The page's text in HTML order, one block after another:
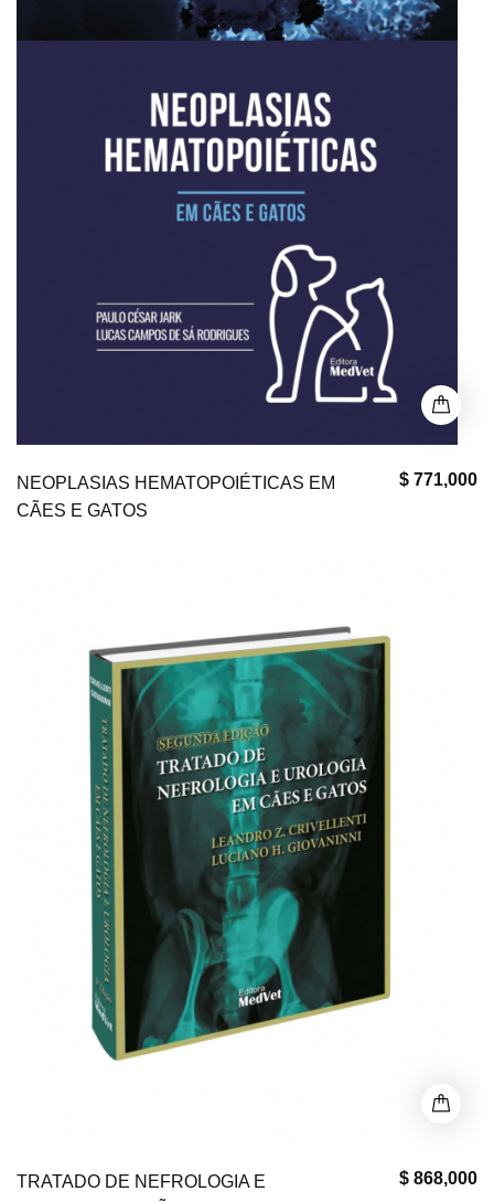
$ 771,000
NEOPLASIAS HEMATOPOIÉTICAS EM
CÃES E GATOS
$ 868,000
TRATADO DE NEFROLOGIA E